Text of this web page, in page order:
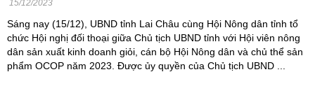
15/12/2023
Sáng nay (15/12), UBND tỉnh Lai Châu cùng Hội Nông dân tỉnh tổ
chức Hội nghị đối thoại giữa Chủ tịch UBND tỉnh với Hội viên nông
dân sản xuất kinh doanh giỏi, cán bộ Hội Nông dân và chủ thể sản
phẩm OCOP năm 2023. Được ủy quyền của Chủ tịch UBND ...